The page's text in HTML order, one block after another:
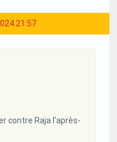
21:57
contre Raja l'après-